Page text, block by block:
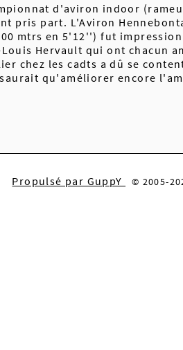
d'aviron indoor
part. L'Aviron
mtrs en 5'12'') fut
Hervault qui ont
chez les cadts a dû se
saurait qu'améliorer encore
Propulsé par GuppY © 2005-